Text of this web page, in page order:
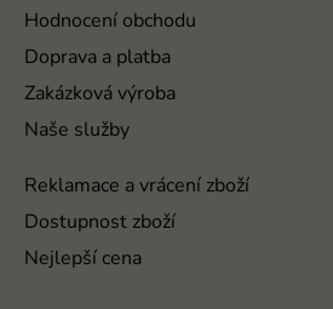
Hodnocení obchodu
Doprava a platba
Zakázková výroba
Naše služby
Reklamace a vrácení zboží
Dostupnost zboží
Nejlepší cena